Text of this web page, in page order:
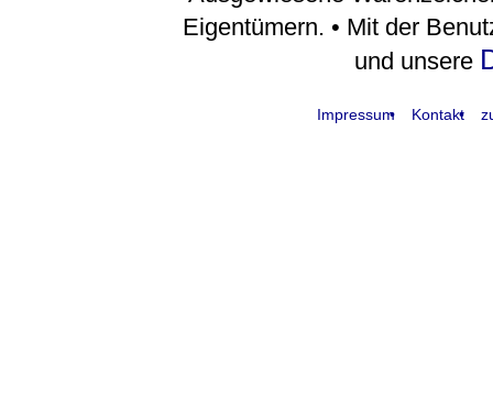
Eigentümern. • Mit der
und unsere
Impressum Kontakt